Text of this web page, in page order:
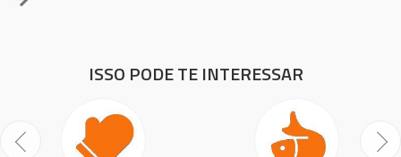
ISSO PODE TE INTERESSAR